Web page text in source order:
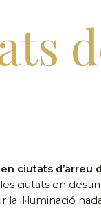
en ciutats d’arreu
ciutats en
la il·luminació